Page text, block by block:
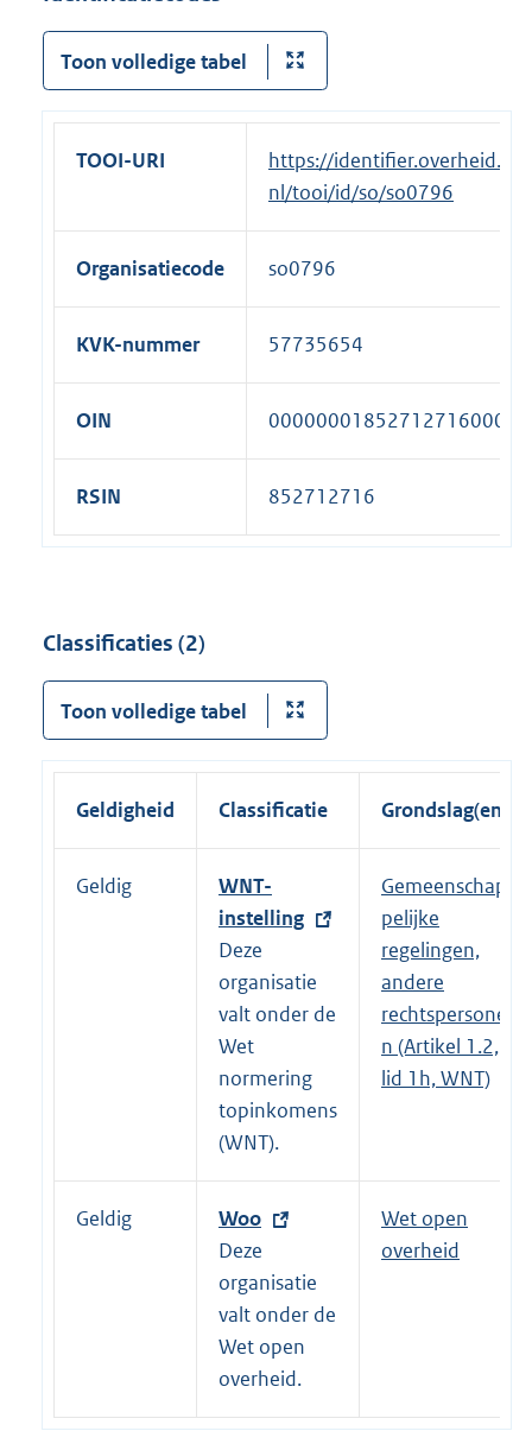
Toon volledige tabel
TOOI-URI
https://identifier.overheid.
nl/tooi/id/so/so0796
Organisatiecode so0796
KVK-nummer 57735654
OIN 00000001852712716000
RSIN 852712716
Classificaties (2)
Toon volledige tabel
Geldigheid Classificatie Grondslag(en)
Geldig
E
x
t
e
r
n
e
l
i
n
k
:
WNT-
instelling
Deze
organisatie
valt onder de
Wet
normering
topinkomens
(WNT).
Gemeenschap
pelijke
regelingen,
andere
rechtspersone
n (Artikel 1.2,
lid 1h, WNT)
Geldig
E
x
t
e
r
n
e
Woo
Deze
organisatie
valt onder de
Wet open
overheid.
Wet open
overheid